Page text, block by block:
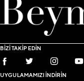
BİZİ TAKİP EDİN
UYGULAMAMIZI İNDİRİN